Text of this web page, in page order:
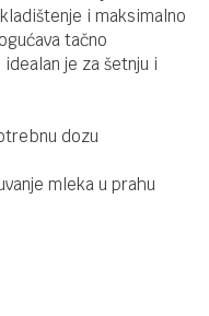
i maksimalno
tačno
je za šetnju i
dozu
mleka u prahu